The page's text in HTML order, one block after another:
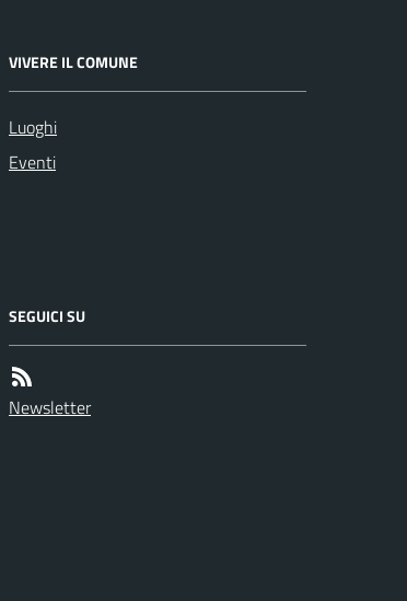
VIVERE IL COMUNE
Luoghi
Eventi
SEGUICI SU
Newsletter